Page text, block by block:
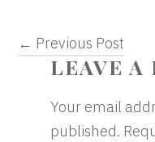
← Previous Post
READER
LEAVE A
Your email
published.